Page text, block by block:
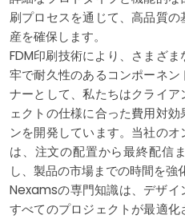
刷プロセスを通じて、高品質
産を確保します。
FDM印刷技術により、さまざ
牢で耐久性のあるコンポーネ
ナーとして、私たちはクライ
ェクトの仕様に合った費用対
ンを開発しています。当社の
は、注文の配置から最終配信
し、製品の市場までの時間を強
Nexamsの専門知識は、デザイ
すべてのプロジェクトが最適